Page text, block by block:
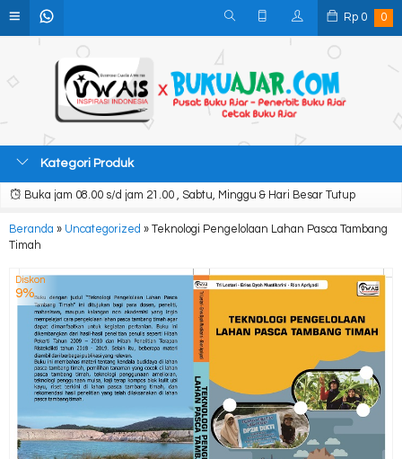
Rp 0 0
Kategori Produk
Buka jam 08.00 s/d jam 21.00 , Sabtu, Minggu & Hari Besar Tutup
Beranda » Uncategorized » Teknologi Pengelolaan Lahan Pasca Tambang
Timah
Diskon
9%